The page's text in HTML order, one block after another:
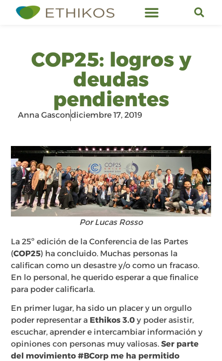
COP25: logros y
deudas
pendientes
Anna Gascondiciembre 17, 2019
Por Lucas Rosso
La 25º edición de la Conferencia de las Partes
(COP25) ha concluido. Muchas personas la
califican como un desastre y/o como un fracaso.
En lo personal, he querido esperar a que finalice
para poder calificarla.
En primer lugar, ha sido un placer y un orgullo
poder representar a Ethikos 3.0y poder asistir,
escuchar, aprender e intercambiar información y
opiniones con personas muy valiosas. Ser parte
del movimiento #BCorp me ha permitido